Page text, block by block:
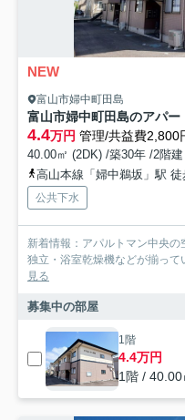
NEW
富山市婦中町田島
富山市婦中町田島のアパー
4.4万円 管理/共益費2,800
40.00㎡ (2DK) /築30年 /2階建
高山本線「婦中鵜坂」駅 徒
公共下水
新着情報：アパルトマン中央
独立・浴室乾燥機などが揃っ
見る
募集中の部屋
1階
4.4万円
1階 /